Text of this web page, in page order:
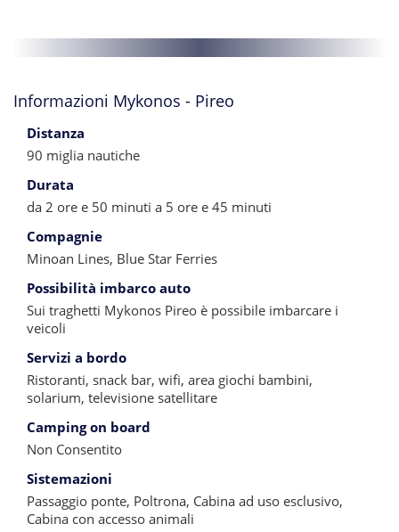
Informazioni Mykonos - Pireo
Distanza
90 miglia nautiche
Durata
da 2 ore e 50 minuti a 5 ore e 45 minuti
Compagnie
Minoan Lines, Blue Star Ferries
Possibilità imbarco auto
Sui traghetti Mykonos Pireo è possibile imbarcare i
veicoli
Servizi a bordo
Ristoranti, snack bar, wifi, area giochi bambini,
solarium, televisione satellitare
Camping on board
Non Consentito
Sistemazioni
Passaggio ponte, Poltrona, Cabina ad uso esclusivo,
Cabina con accesso animali